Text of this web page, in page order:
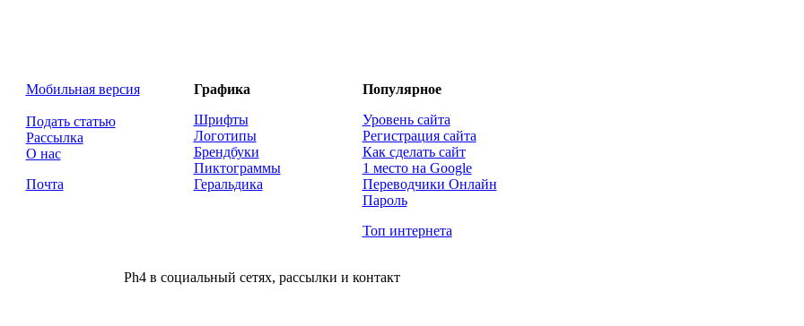
Мобильная версия
Подать статью
Рассылка
О нас
Почта
Графика
Шрифты
Логотипы
Брендбуки
Пиктограммы
Геральдика
Популярное
Уровень сайта
Регистрация сайта
Как сделать сайт
1 место на Google
Переводчики Онлайн
Пароль
Топ интернета
Ph4 в социальный сетях, рассылки и контакт